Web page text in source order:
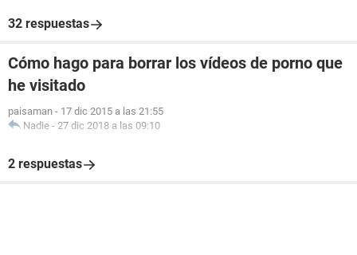
32 respuestas
Cómo hago para borrar los vídeos de porno que
he visitado
paisaman - 17 dic 2015 a las 21:55
Nadie - 27 dic 2018 a las 09:10
2 respuestas